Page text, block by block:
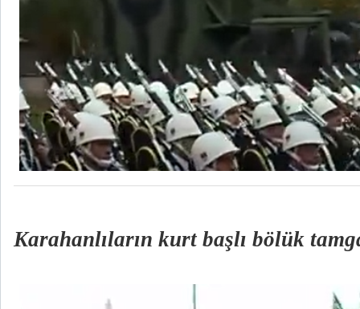
Karahanlıların kurt başlı bölük